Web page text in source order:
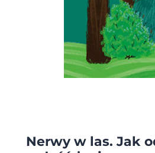
Nerwy w las. Jak